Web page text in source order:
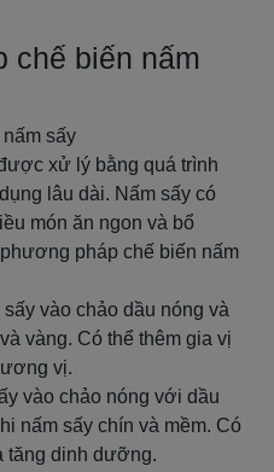
chế biến nấm
sấy
xử lý bằng quá trình
lâu dài. Nấm sấy có
món ăn ngon và bổ
pháp chế biến nấm
vào chảo dầu nóng và
vàng. Có thể thêm gia vị
vị.
vào chảo nóng với dầu
nấm sấy chín và mềm. Có
tăng dinh dưỡng.